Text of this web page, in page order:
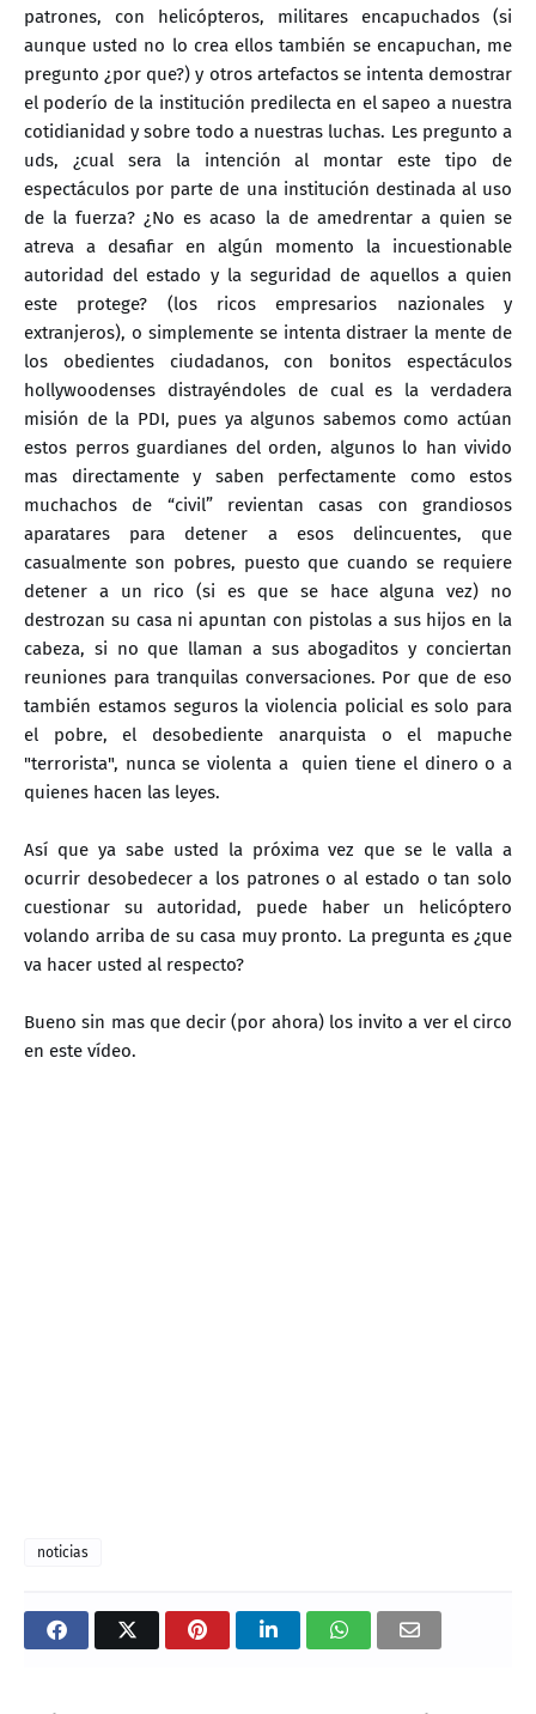
patrones, con helicópteros, militares encapuchados (si
aunque usted no lo crea ellos también se encapuchan, me
pregunto ¿por que?) y otros artefactos se intenta demostrar
el poderío de la institución predilecta en el sapeo a nuestra
cotidianidad y sobre todo a nuestras luchas. Les pregunto a
uds, ¿cual sera la intención al montar este tipo de
espectáculos por parte de una institución destinada al uso
de la fuerza? ¿No es acaso la de amedrentar a quien se
atreva a desafiar en algún momento la incuestionable
autoridad del estado y la seguridad de aquellos a quien
este protege? (los ricos empresarios nazionales y
extranjeros), o simplemente se intenta distraer la mente de
los obedientes ciudadanos, con bonitos espectáculos
hollywoodenses distrayéndoles de cual es la verdadera
misión de la PDI, pues ya algunos sabemos como actúan
estos perros guardianes del orden, algunos lo han vivido
mas directamente y saben perfectamente como estos
muchachos de “civil” revientan casas con grandiosos
aparatares para detener a esos delincuentes, que
casualmente son pobres, puesto que cuando se requiere
detener a un rico (si es que se hace alguna vez) no
destrozan su casa ni apuntan con pistolas a sus hijos en la
cabeza, si no que llaman a sus abogaditos y conciertan
reuniones para tranquilas conversaciones. Por que de eso
también estamos seguros la violencia policial es solo para
el pobre, el desobediente anarquista o el mapuche
"terrorista", nunca se violenta a quien tiene el dinero o a
quienes hacen las leyes.
Así que ya sabe usted la próxima vez que se le valla a
ocurrir desobedecer a los patrones o al estado o tan solo
cuestionar su autoridad, puede haber un helicóptero
volando arriba de su casa muy pronto. La pregunta es ¿que
va hacer usted al respecto?
Bueno sin mas que decir (por ahora) los invito a ver el circo
en este vídeo.
noticias